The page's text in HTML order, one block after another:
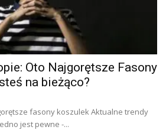
Oto Najgorętsze Fasony
na bieżąco?
fasony koszulek Aktualne trendy
jest pewne -...